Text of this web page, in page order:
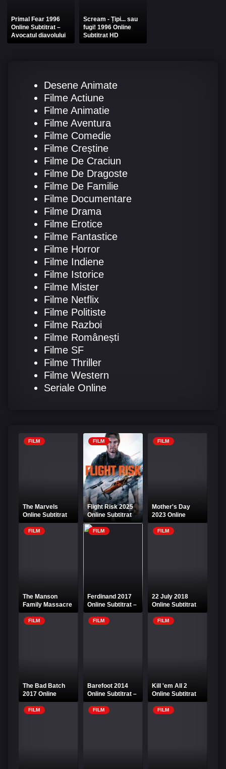
Primal Fear 1996
Online Subtitrat –
Avocatul diavolului
Scream - Țipi... sau
fugi! 1996 Online
Subtitrat HD
Desene Animate
Filme Actiune
Filme Animatie
Filme Aventura
Filme Comedie
Filme Creștine
Filme De Craciun
Filme De Dragoste
Filme De Familie
Filme Documentare
Filme Drama
Filme Erotice
Filme Fantastice
Filme Horror
Filme Indiene
Filme Istorice
Filme Mister
Filme Netflix
Filme Politiste
Filme Razboi
Filme Românești
Filme SF
Filme Thriller
Filme Western
Seriale Online
FILM
The Marvels
Online Subtitrat
FILM
Flight Risk 2025
Online Subtitrat
FILM
Mother's Day
2023 Online
Subtitrat
FILM
The Manson
Family Massacre
2019 Online
Subtitrat
FILM
Ferdinand 2017
Online Subtitrat –
Povestea Taurului
Blând
FILM
22 July 2018
Online Subtitrat
FILM
The Bad Batch
2017 Online
Subtitrat – Lotul
Prost
FILM
Barefoot 2014
Online Subtitrat –
Desculț spre
fericire
FILM
Kill 'em All 2
Online Subtitrat
FILM FILM FILM